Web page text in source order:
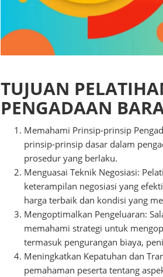
TUJUAN
PENGADAAN
Memahami Prinsip-prinsip
prinsip-prinsip dasar dalam
prosedur yang berlaku.
Menguasai Teknik Negosiasi:
keterampilan negosiasi yang
harga terbaik dan kondisi yang
Mengoptimalkan Pengeluaran:
memahami strategi untuk
termasuk pengurangan biaya,
Meningkatkan Kepatuhan dan
pemahaman peserta tentang